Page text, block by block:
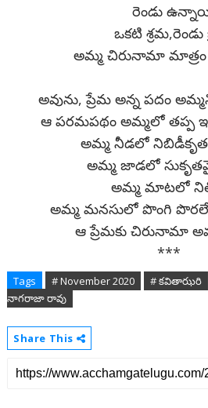
రెండు
ఒకటి శ్రమ,రెండు
అమ్మ చిరునామా మాత్రం
అవును, ప్రేమ అన్న పదం
ఆ పరమపథం అమ్మలో తప్ప
అమ్మ నీడలో
అమ్మ జాడలో
అమ్మ మాటలో
అమ్మ మనసులో పొంగి
ఆ ప్రేమకు చిరునామా
***
Tags # November 2020 # కవితాఝరి
నాగరాజా రావు
Share This